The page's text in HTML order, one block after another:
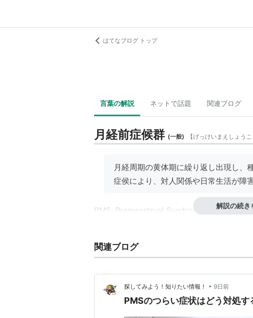
はてなブログ トップ
言葉の解説 ネットで話題 関連ブログ
月経前症候群 (一般) 【げっけいまえしょう
月経周期の黄体期に繰り返し出現し、
症侯により、対人関係や日常生活が障
PMS; Premenstrual Syndrome.
以である。
解説の続き
関連ブログ
探してみよう！知りたい情報！ • 9日前
PMSのつらい症状はどう対処